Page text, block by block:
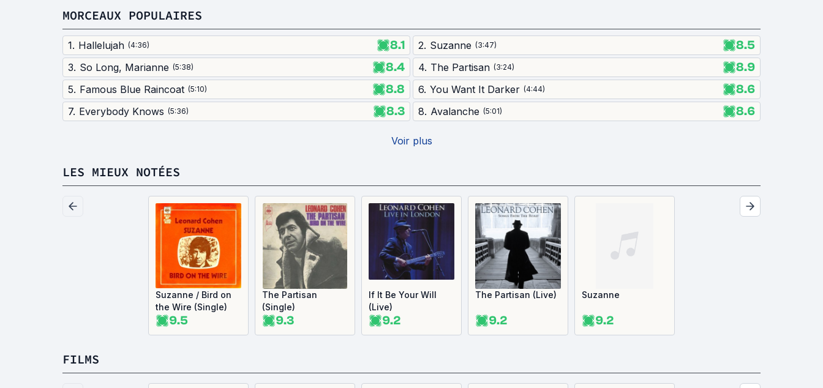
MORCEAUX POPULAIRES
1. Hallelujah (4:36) 8.1 2. Suzanne (3:47) 8.5
3. So Long, Marianne (5:38) 8.4 4. The Partisan (3:24) 8.9
5. Famous Blue Raincoat (5:10) 8.8 6. You Want It Darker (4:44) 8.6
7. Everybody Knows (5:36) 8.3 8. Avalanche (5:01) 8.6
Voir plus
LES MIEUX NOTÉES
Suzanne / Bird on
the Wire (Single)
9.5
The Partisan
(Single)
9.3
If It Be Your Will
(Live)
9.2
The Partisan (Live)
9.2
Suzanne
9.2
FILMS